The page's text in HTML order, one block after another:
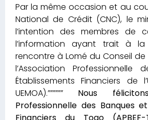
Par la même occasion et au
National de Crédit (CNC), le
l’intention des membres de
l’information ayant trait à
rencontre à Lomé du Conseil
l’Association Professionnelle
Établissements Financiers de
UEMOA).”””””” Nous
Professionnelle des Banques
Financiers du Togo